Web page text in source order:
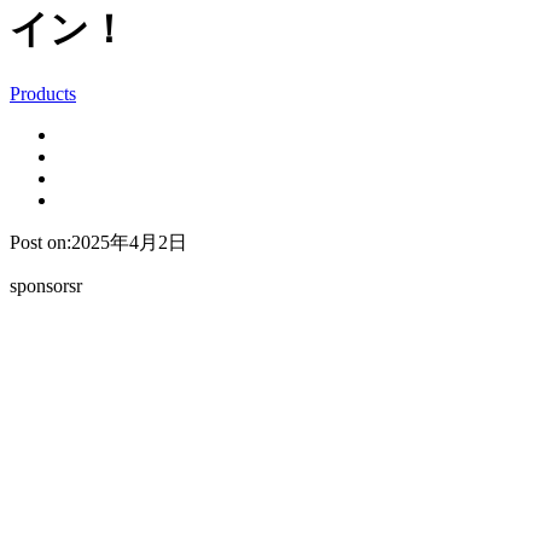
イン！
Products
Post on:2025年4月2日
sponsorsr